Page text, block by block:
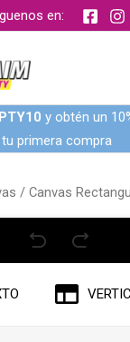
en:
y obtén un
tu primera compra
/ Canvas